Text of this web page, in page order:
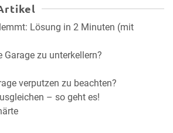
Lösung in 2 Minuten (mit
Garage zu unterkellern?
verputzen zu beachten?
– so geht es!